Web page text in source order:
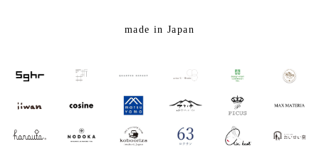
made in Japan